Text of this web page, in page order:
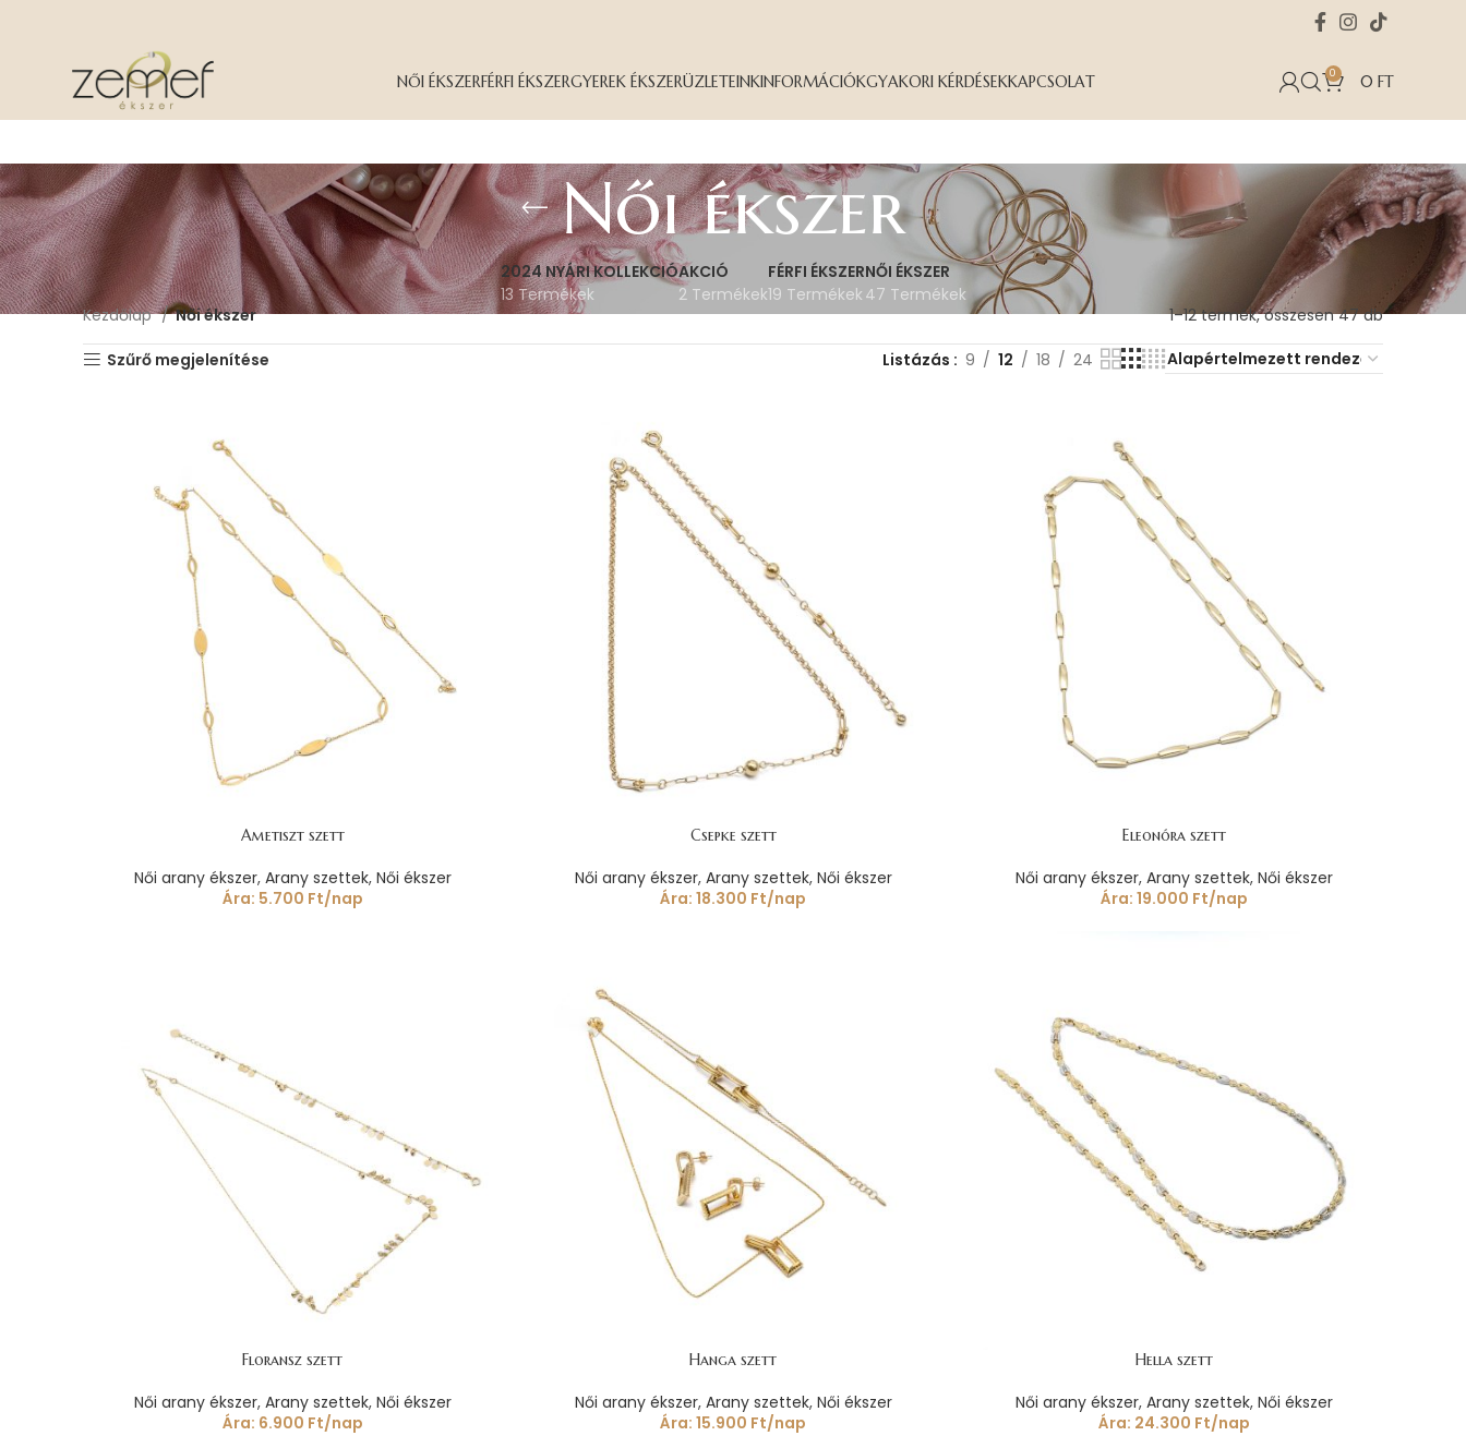
NŐI ÉKSZERFÉRFI ÉKSZERGYEREK ÉKSZERÜZLETEINKINFORMÁCIÓKGYAKORI KÉRDÉSEKKAPCSOLAT 0 0 FT
Női ékszer
2024 NYÁRI KOLLEKCIÓ
13 Termékek
AKCIÓ
2 Termékek
FÉRFI ÉKSZER
19 Termékek
NŐI ÉKSZER
47 Termékek
Kezdőlap
Női ékszer 13–24 termék, összesen 47 db
Szűrő megjelenítése Listázás 9 12 18 24
Ametiszt szett
Női arany ékszer, Arany szettek, Női ékszer
Ára: 5.700 Ft/nap
Csepke szett
Női arany ékszer, Arany szettek, Női ékszer
Ára: 18.300 Ft/nap
Eleonóra szett
Női arany ékszer, Arany szettek, Női ékszer
Ára: 19.000 Ft/nap
Floransz szett
Női arany ékszer, Arany szettek, Női ékszer
Ára: 6.900 Ft/nap
Hanga szett
Női arany ékszer, Arany szettek, Női ékszer
Ára: 15.900 Ft/nap
Hella szett
Női arany ékszer, Arany szettek, Női ékszer
Ára: 24.300 Ft/nap